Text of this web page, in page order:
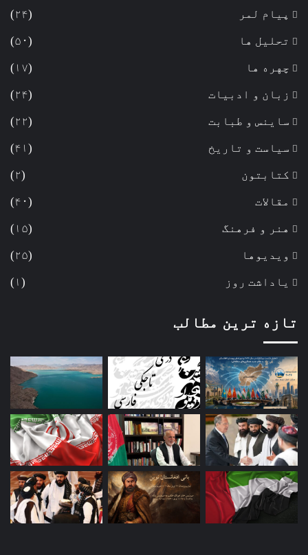
پیام لمر (۲۴)
تحلیل ها (۵۰)
چهره ها (۱۷)
زبان و ادبیات (۲۴)
ساینس و طبابت (۲۲)
سیاست و تاریخ (۴۱)
کتابتون (۲)
مقالات (۴۰)
هنر و فرهنگ (۱۵)
ویدیوها (۲۵)
یاداشت روز (۱)
تازه ترین مطالب